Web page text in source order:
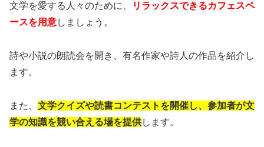
文学を愛する人々のために、
リラックスできるカフェスペ
ースを用意しましょう。
詩や小説の朗読会を開き、有名作家や詩人の作品を紹介し
ます。
また、 文学クイズや読書コンテストを開催し、参加者が文
学の知識を競い合える場を提供します。